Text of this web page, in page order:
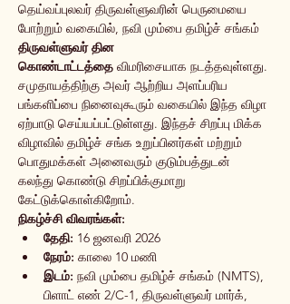
தெய்வப்புலவர் திருவள்ளுவரின் பெருமையை
போற்றும் வகையில், நவி மும்பை தமிழ்ச் சங்கம்
திருவள்ளுவர் தின
கொண்டாட்டத்தை விமரிசையாக நடத்தவுள்ளது.
சமுதாயத்திற்கு அவர் ஆற்றிய அளப்பரிய
பங்களிப்பை நினைவுகூரும் வகையில் இந்த விழா
ஏற்பாடு செய்யப்பட்டுள்ளது. இந்தச் சிறப்பு மிக்க
விழாவில் தமிழ்ச் சங்க உறுப்பினர்கள் மற்றும்
பொதுமக்கள் அனைவரும் குடும்பத்துடன்
கலந்து கொண்டு சிறப்பிக்குமாறு
கேட்டுக்கொள்கிறோம்.
நிகழ்ச்சி விவரங்கள்:
தேதி: 16 ஜனவரி 2026
நேரம்: காலை 10 மணி
இடம்: நவி மும்பை தமிழ்ச் சங்கம் (NMTS),
பிளாட் எண் 2/C-1, திருவள்ளுவர் மார்க்,